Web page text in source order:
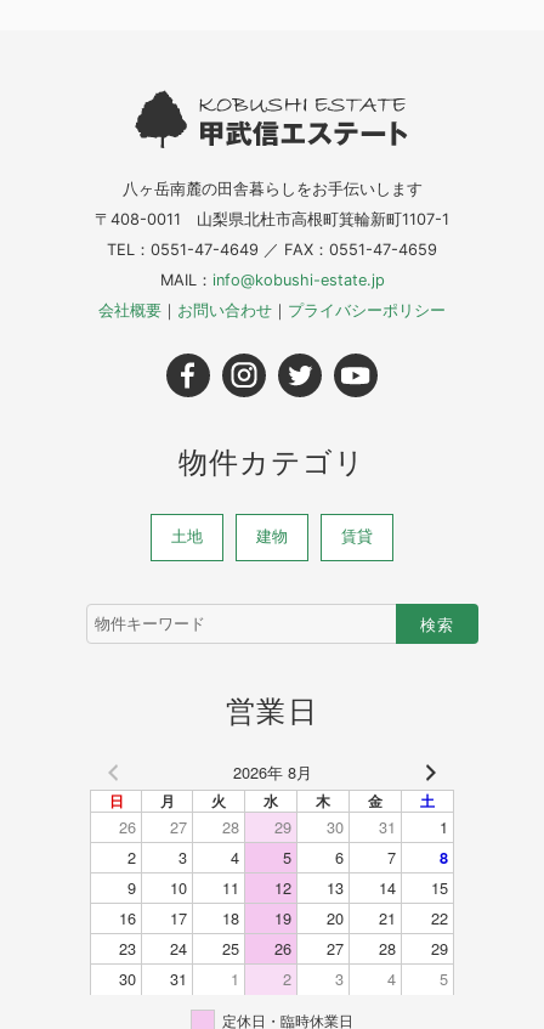
八ヶ岳南麓の田舎暮らしをお手伝いします
〒408-0011 山梨県北杜市高根町箕輪新町1107-1
TEL：0551-47-4649 ／ FAX：0551-47-4659
MAIL： info@kobushi-estate.jp
会社概要 ｜ お問い合わせ ｜ プライバシーポリシー
物件カテゴリ
土地 建物 賃貸
物
件
営業日
2026年 8月
日 月 火 水 木 金 土
26 27 28 29 30 31
1
2
3 4 5 6 7 8
9 10 11 12 13 14
15
16
17 18 19 20 21
22
23
24 25 26 27 28
29
30
31 1 2 3 4 5
定休日・臨時休業日